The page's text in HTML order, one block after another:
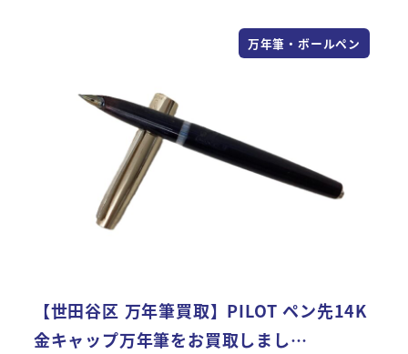
万年筆・ボールペン
【世田谷区 万年筆買取】PILOT ペン先14K
金キャップ万年筆をお買取しまし…